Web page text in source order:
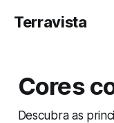
Terravista
Cores
Descubra as